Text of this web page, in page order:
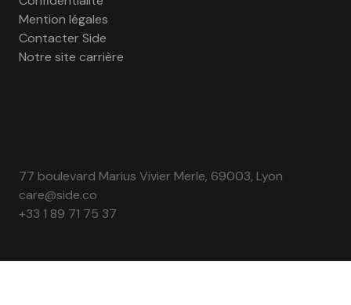
Mention légales
Contacter Side
Notre site carrière
77 boulevard Marius Vivier Merle, 69003, Lyon
care@side.co
+33 1 89 71 75 37